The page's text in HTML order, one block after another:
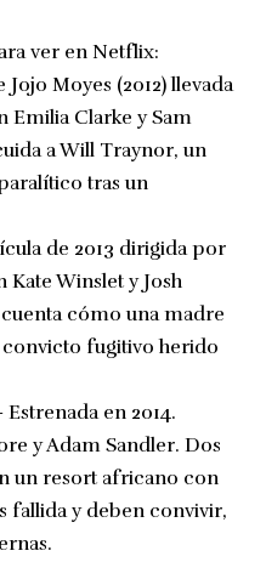
ver en Netflix:
Moyes (2012) llevada
Emilia Clarke y Sam
a Will Traynor, un
tras un
de 2013 dirigida por
Kate Winslet y Josh
cómo una madre
convicto fugitivo herido
en 2014.
y Adam Sandler. Dos
un resort africano con
fallida y deben convivir,